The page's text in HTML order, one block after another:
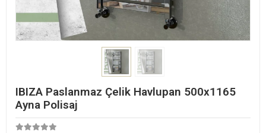
IBIZA Paslanmaz Çelik Havlupan 500x1165
Ayna Polisaj